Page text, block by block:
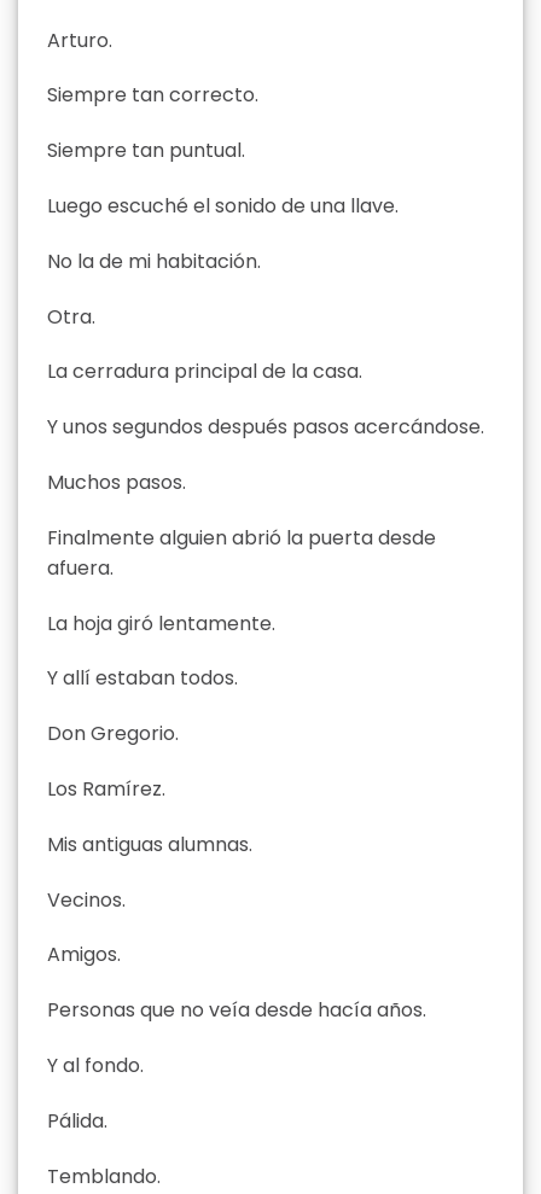
Arturo.
Siempre tan correcto.
Siempre tan puntual.
Luego escuché el sonido de una llave.
No la de mi habitación.
Otra.
La cerradura principal de la casa.
Y unos segundos después pasos acercándose.
Muchos pasos.
Finalmente alguien abrió la puerta desde
afuera.
La hoja giró lentamente.
Y allí estaban todos.
Don Gregorio.
Los Ramírez.
Mis antiguas alumnas.
Vecinos.
Amigos.
Personas que no veía desde hacía años.
Y al fondo.
Pálida.
Temblando.